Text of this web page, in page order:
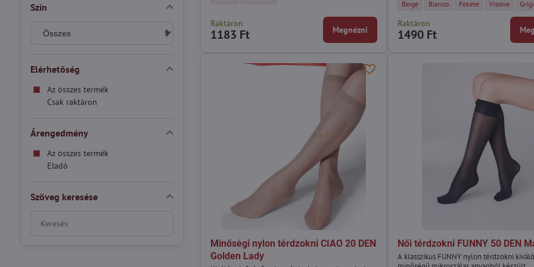
Raktáron
1183 Ft Megnézni
Vékony térdzokni UFKI 15 DEN Marilyn -
Beige Vékony térdzokni UFKI 15 DEN
Bianco Vékony térdzokni UFKI
Fekete Vékony
Visone
Raktáron
1490 Ft
Minőségi nylon térdzokni CIAO 20 DEN
Golden Lady
Női térdzokni FUNNY 50 DEN
A klasszikus FUNNY nylon térdzokni kiváló
Szín
Elérhetőség
Az összes termék
Csak raktáron
Árengedmény
Az összes termék
Eladó
Szöveg keresése
Keresés